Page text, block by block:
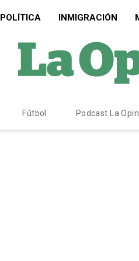
POLÍTICA INMIGRACIÓN
Fútbol Podcast La